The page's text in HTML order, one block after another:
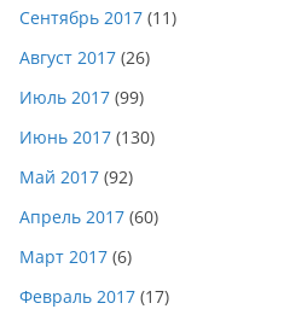
Сентябрь 2017 (11)
Август 2017 (26)
Июль 2017 (99)
Июнь 2017 (130)
Май 2017 (92)
Апрель 2017 (60)
Март 2017 (6)
Февраль 2017 (17)